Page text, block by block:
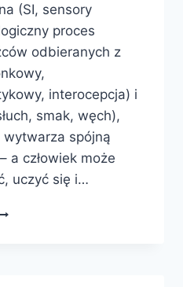
(SI, sensory
proces
odbieranych z
interocepcja) i
smak, węch),
spójną
a człowiek może
uczyć się i…